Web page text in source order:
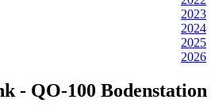
2023
2024
2025
2026
- QO-100